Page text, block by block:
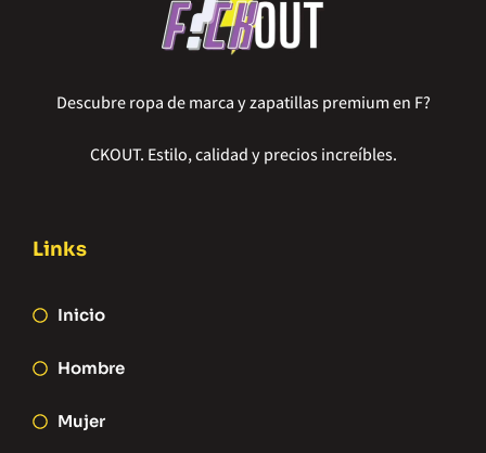
Descubre ropa de marca y zapatillas premium en F?
CKOUT. Estilo, calidad y precios increíbles.
Links
Inicio
Hombre
Mujer